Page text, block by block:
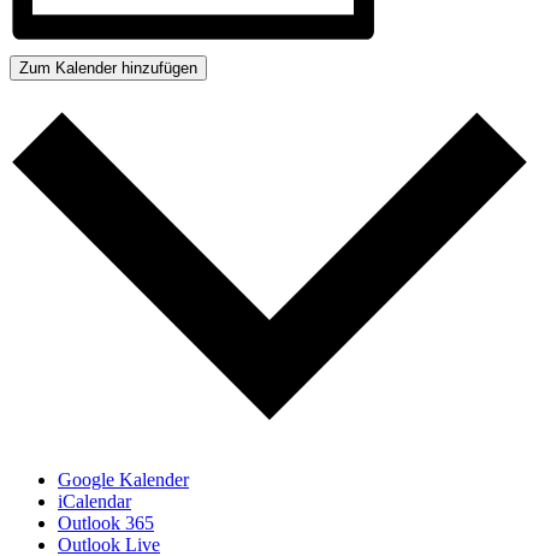
Zum Kalender hinzufügen
Google Kalender
iCalendar
Outlook 365
Outlook Live